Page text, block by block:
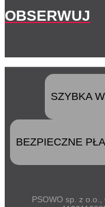
OBSERWUJ
SZYBKA
BEZPIECZNE
PSOWO sp. z o.o.,